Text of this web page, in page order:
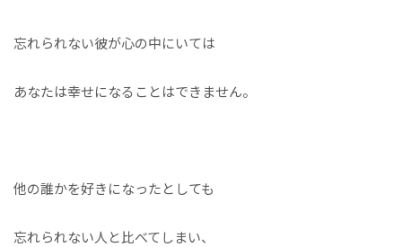
忘れられない彼が心の中にいては
あなたは幸せになることはできません。
他の誰かを好きになったとしても
忘れられない人と比べてしまい、